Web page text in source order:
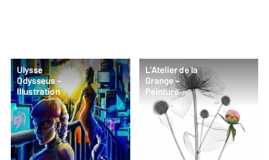
Ulysse
Odysseus –
Illustration
L’Atelier de la
Grange –
Peinture